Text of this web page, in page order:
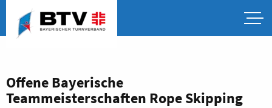
Offene Bayerische
Teammeisterschaften Rope Skipping